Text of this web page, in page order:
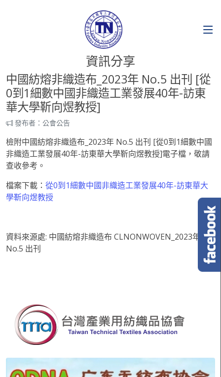
資訊分享
中國紡熔非織造布_2023年 No.5 出刊 [從
0到1細數中國非織造工業發展40年-訪東
華大學靳向煜教授]
發布者：公會公告
檢附中國紡熔非織造布_2023年 No.5 出刊 [從0到1細數中國
非織造工業發展40年-訪東華大學靳向煜教授]電子檔，敬請
查收參考。
檔案下載： 從0到1細數中國非織造工業發展40年-訪東華大
學靳向煜教授
資料來源處: 中國紡熔非織造布 CLNONWOVEN_2023年
No.5 出刊